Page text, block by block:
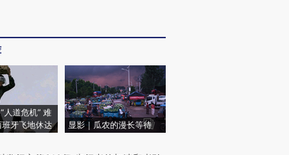
人道危机” 难
牙飞地休达
显影｜瓜农的漫长等待